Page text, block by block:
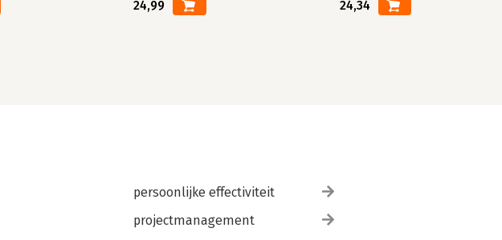
24,99 24,34
persoonlijke effectiviteit
projectmanagement